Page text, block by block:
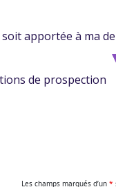
Les champs marqués d’un *
apportée à ma
de prospection